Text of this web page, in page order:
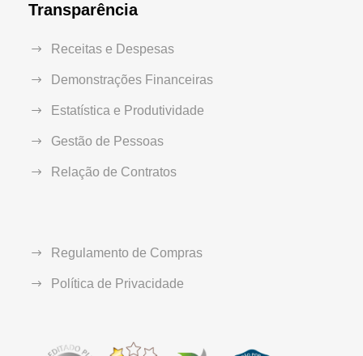
Transparência
Receitas e Despesas
Demonstrações Financeiras
Estatística e Produtividade
Gestão de Pessoas
Relação de Contratos
Regulamento de Compras
Política de Privacidade